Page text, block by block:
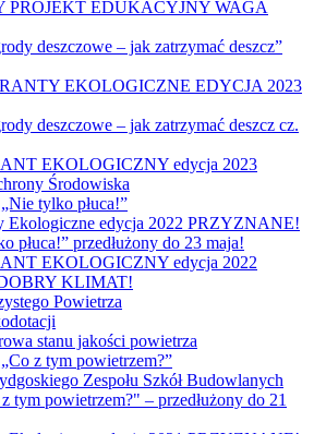
PROJEKT EDUKACYJNY WAGA
deszczowe – jak zatrzymać deszcz”
EKOLOGICZNE EDYCJA 2023
deszczowe – jak zatrzymać deszcz cz.
EKOLOGICZNY edycja 2023
Środowiska
tylko płuca!”
Ekologiczne edycja 2022 PRZYZNANE!
płuca!” przedłużony do 23 maja!
EKOLOGICZNY edycja 2022
KLIMAT!
Powietrza
stanu jakości powietrza
z tym powietrzem?”
Zespołu Szkół Budowlanych
powietrzem?" – przedłużony do 21